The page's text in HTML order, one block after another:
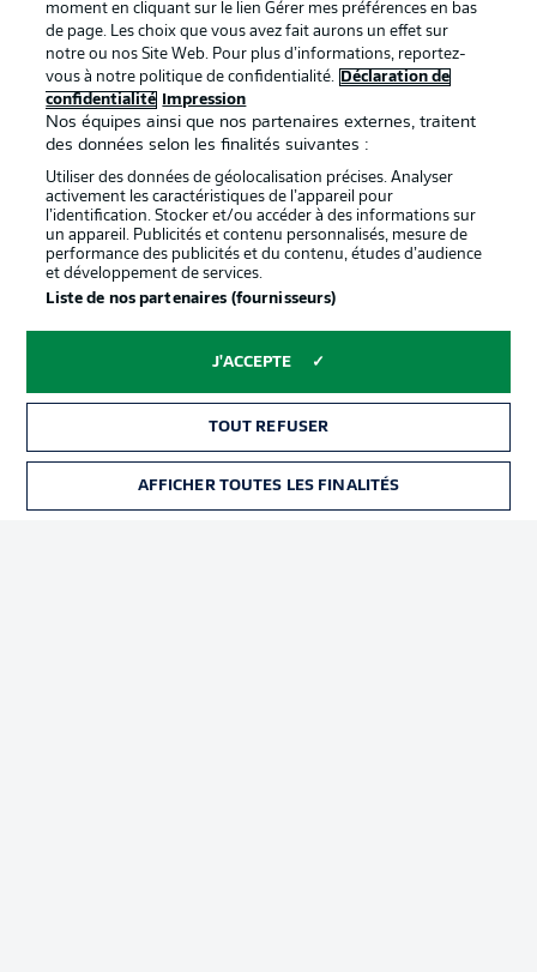
Proposé par
services
Mentions Légales Gérer mes préférences
Diffuseurs
Travaux Contact
moment en cliquant sur le lien Gérer mes préférences en bas
de page. Les choix que vous avez fait aurons un effet sur
notre ou nos Site Web. Pour plus d’informations, reportez-
vous à notre politique de confidentialité.
Déclaration de
confidentialité
Impression
Nos équipes ainsi que nos partenaires externes, traitent
des données selon les finalités suivantes :
Utiliser des données de géolocalisation précises. Analyser
activement les caractéristiques de l’appareil pour
l’identification. Stocker et/ou accéder à des informations sur
un appareil. Publicités et contenu personnalisés, mesure de
performance des publicités et du contenu, études d’audience
et développement de services.
Liste de nos partenaires (fournisseurs)
J'ACCEPTE
TOUT REFUSER
AFFICHER TOUTES LES FINALITÉS